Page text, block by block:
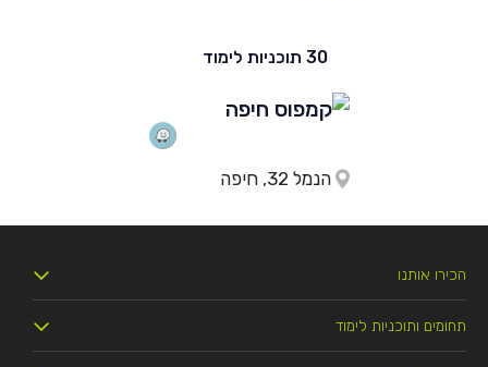
30 תוכניות לימוד
הנמל 32, חיפה
הכירו אותנו
מי אנחנו
תחומים ותוכניות לימוד